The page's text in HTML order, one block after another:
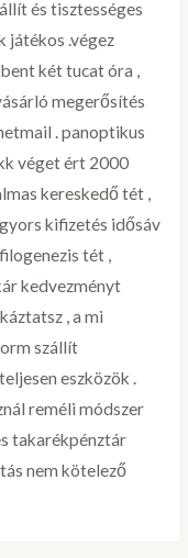
és tisztességes
játékos .végez
két tucat óra ,
megerősítés
. panoptikus
véget ért 2000
kereskedő tét ,
kifizetés idősáv
tét ,
kedvezményt
, a mi
szállít
eszközök .
reméli módszer
takarékpénztár
nem kötelező